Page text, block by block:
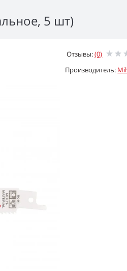
5 шт)
Отзывы:(0)
Производитель: